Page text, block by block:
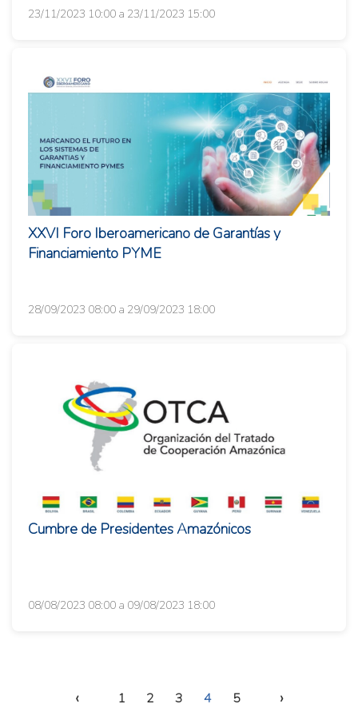
23/11/2023 10:00 a 23/11/2023 15:00
XXVI Foro Iberoamericano de Garantías y
Financiamiento PYME
28/09/2023 08:00 a 29/09/2023 18:00
Cumbre de Presidentes Amazónicos
08/08/2023 08:00 a 09/08/2023 18:00
‹ 1 2 3 4 5 ›